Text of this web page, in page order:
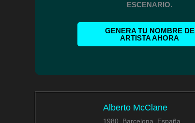
ESCENARIO.
GENERA TU NOMBRE DE
ARTISTA AHORA
Alberto McClane
1980, Barcelona, España.